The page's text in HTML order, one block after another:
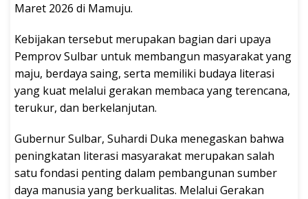
Maret 2026 di Mamuju.
Kebijakan tersebut merupakan bagian dari upaya
Pemprov Sulbar untuk membangun masyarakat yang
maju, berdaya saing, serta memiliki budaya literasi
yang kuat melalui gerakan membaca yang terencana,
terukur, dan berkelanjutan.
Gubernur Sulbar, Suhardi Duka menegaskan bahwa
peningkatan literasi masyarakat merupakan salah
satu fondasi penting dalam pembangunan sumber
daya manusia yang berkualitas. Melalui Gerakan